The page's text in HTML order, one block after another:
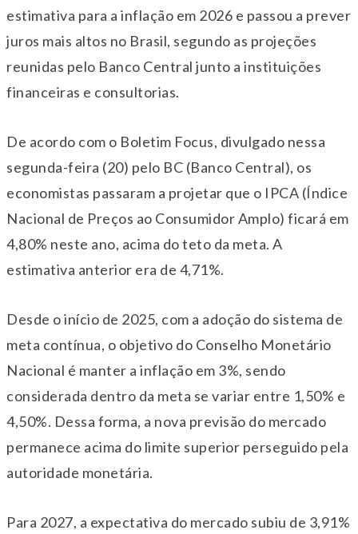
estimativa para a inflação em 2026 e passou a prever
juros mais altos no Brasil, segundo as projeções
reunidas pelo Banco Central junto a instituições
financeiras e consultorias.
De acordo com o Boletim Focus, divulgado nessa
segunda-feira (20) pelo BC (Banco Central), os
economistas passaram a projetar que o IPCA (Índice
Nacional de Preços ao Consumidor Amplo) ficará em
4,80% neste ano, acima do teto da meta. A
estimativa anterior era de 4,71%.
Desde o início de 2025, com a adoção do sistema de
meta contínua, o objetivo do Conselho Monetário
Nacional é manter a inflação em 3%, sendo
considerada dentro da meta se variar entre 1,50% e
4,50%. Dessa forma, a nova previsão do mercado
permanece acima do limite superior perseguido pela
autoridade monetária.
Para 2027, a expectativa do mercado subiu de 3,91%